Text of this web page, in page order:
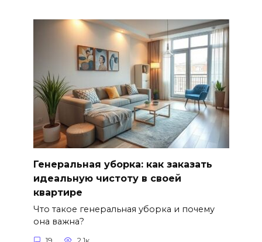
Генеральная уборка: как заказать
идеальную чистоту в своей
квартире
Что такое генеральная уборка и почему
она важна?